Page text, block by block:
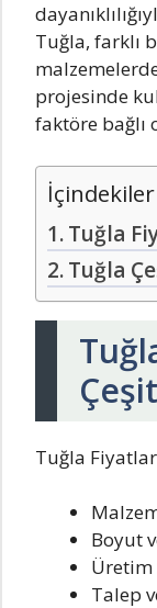
Tuğla, farklı
projesinde
faktöre bağlı
İçindekiler
Tuğla
Tuğla
Tuğla
Boyut
Üretim
Talep